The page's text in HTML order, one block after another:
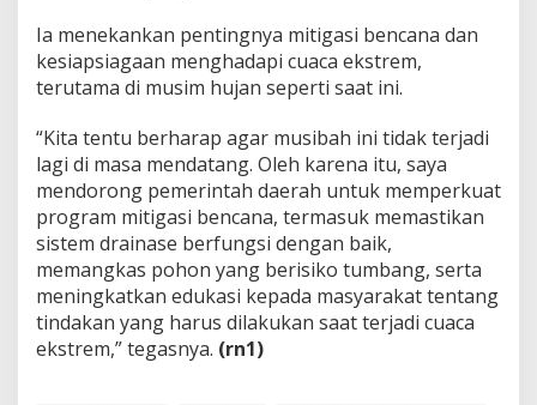
Ia menekankan pentingnya mitigasi bencana dan
kesiapsiagaan menghadapi cuaca ekstrem,
terutama di musim hujan seperti saat ini.
“Kita tentu berharap agar musibah ini tidak terjadi
lagi di masa mendatang. Oleh karena itu, saya
mendorong pemerintah daerah untuk memperkuat
program mitigasi bencana, termasuk memastikan
sistem drainase berfungsi dengan baik,
memangkas pohon yang berisiko tumbang, serta
meningkatkan edukasi kepada masyarakat tentang
tindakan yang harus dilakukan saat terjadi cuaca
ekstrem,” tegasnya. (rn1)